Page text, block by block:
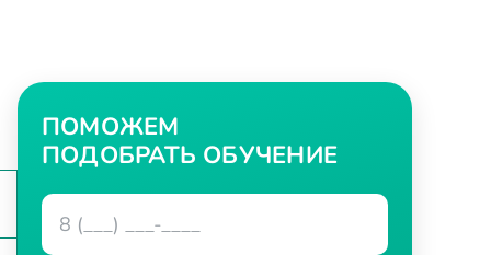
ПОМОЖЕМ
ПОДОБРАТЬ ОБУЧЕНИЕ